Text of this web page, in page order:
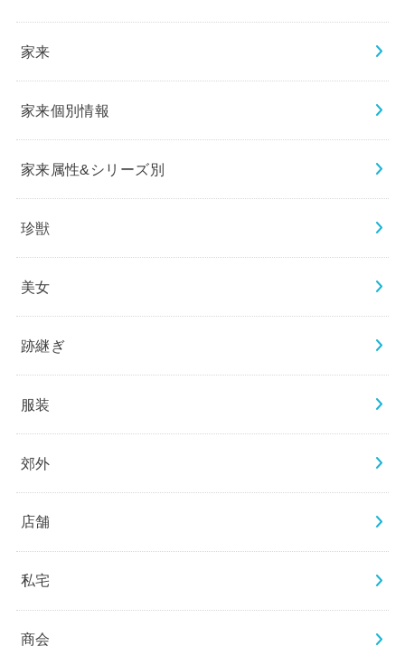
家来
家来個別情報
家来属性&シリーズ別
珍獣
美女
跡継ぎ
服装
郊外
店舗
私宅
商会